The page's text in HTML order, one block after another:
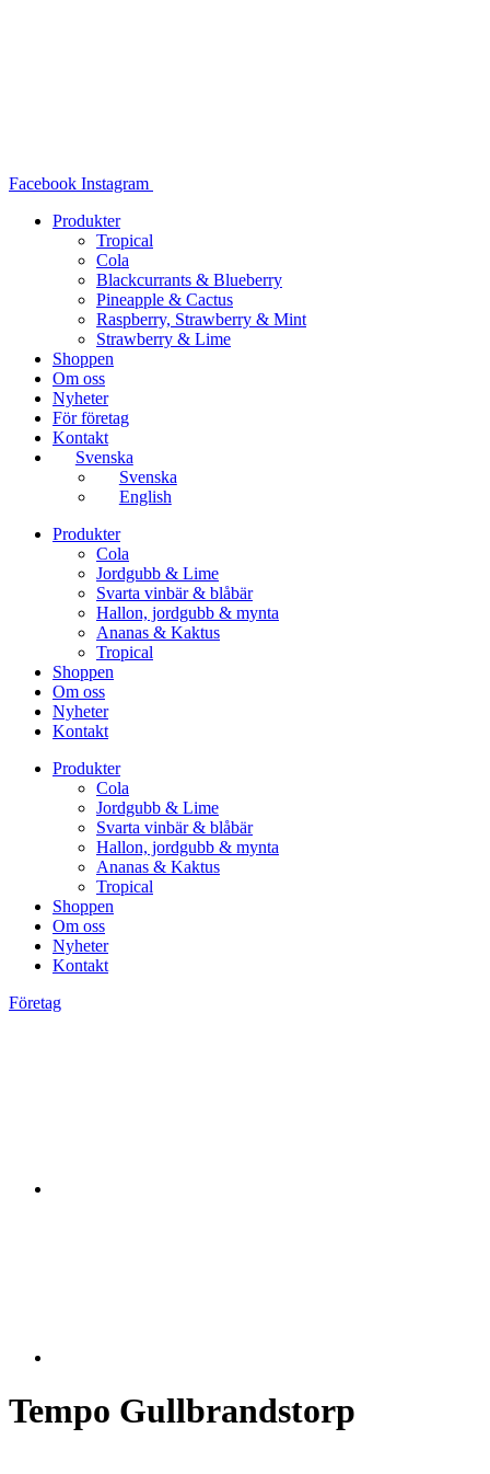
Facebook Instagram
Produkter
Tropical
Cola
Blackcurrants & Blueberry
Pineapple & Cactus
Raspberry, Strawberry & Mint
Strawberry & Lime
Shoppen
Om oss
Nyheter
För företag
Kontakt
Svenska
Svenska
English
Produkter
Cola
Jordgubb & Lime
Svarta vinbär & blåbär
Hallon, jordgubb & mynta
Ananas & Kaktus
Tropical
Shoppen
Om oss
Nyheter
Kontakt
Produkter
Cola
Jordgubb & Lime
Svarta vinbär & blåbär
Hallon, jordgubb & mynta
Ananas & Kaktus
Tropical
Shoppen
Om oss
Nyheter
Kontakt
Företag
Tempo Gullbrandstorp